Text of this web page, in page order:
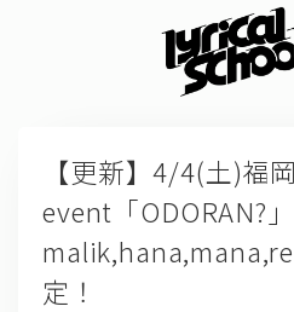
【更新】4/4(土)福
event「ODORAN?」
定！
PROFILE